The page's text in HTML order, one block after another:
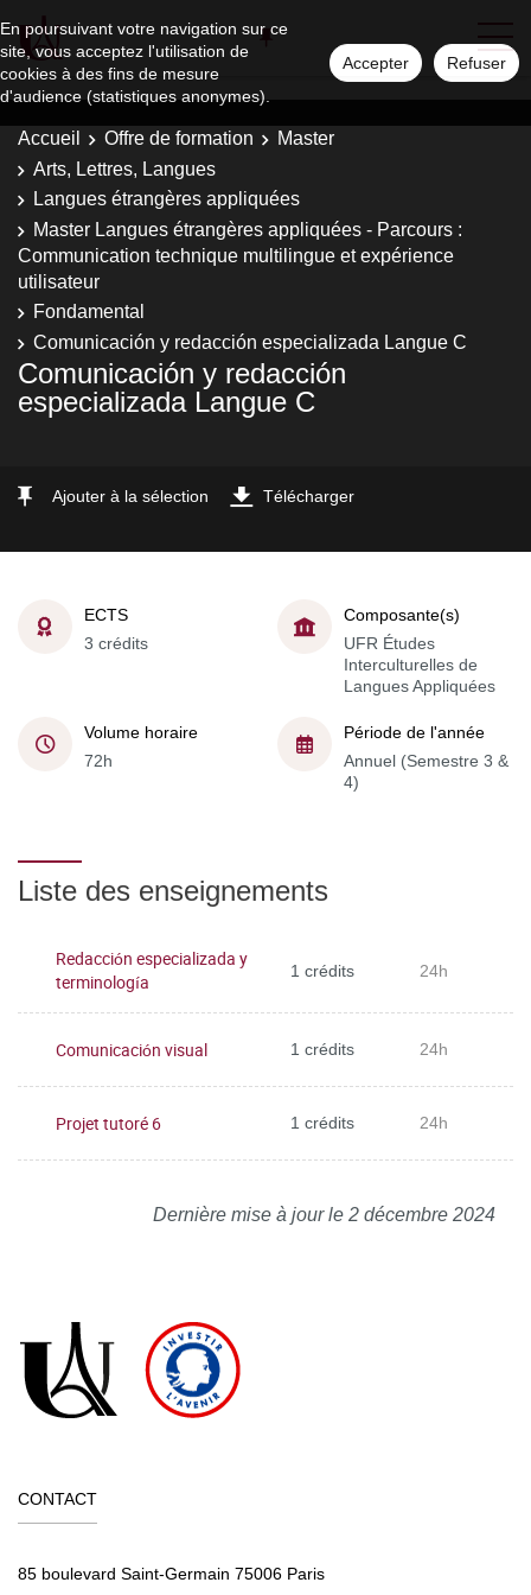
En poursuivant votre navigation sur ce
site, vous acceptez l'utilisation de
cookies à des fins de mesure
d'audience (statistiques anonymes).
Accepter Refuser
Accueil Offre de formation
Master
Arts, Lettres, Langues
Langues étrangères appliquées
Master Langues étrangères appliquées - Parcours :
Communication technique multilingue et expérience
utilisateur
Fondamental
Comunicación y redacción especializada Langue C
Comunicación y redacción
especializada Langue C
Ajouter à la sélection Télécharger
ECTS
3 crédits
Composante(s)
UFR Études
Interculturelles de
Langues Appliquées
Volume horaire
72h
Période de l'année
Annuel (Semestre 3 &
4)
Liste des enseignements
Redacción especializada y
terminología
1 crédits 24h
Comunicación visual 1 crédits 24h
Projet tutoré 6 1 crédits 24h
Dernière mise à jour le 2 décembre 2024
CONTACT
85 boulevard Saint-Germain 75006 Paris